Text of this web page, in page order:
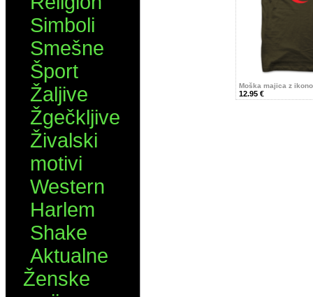
Simboli
Smešne
Šport
Žaljive
Žgečkljive
Živalski
motivi
Western
Harlem
Shake
Aktualne
Ženske
Moška majica z
12.95 €